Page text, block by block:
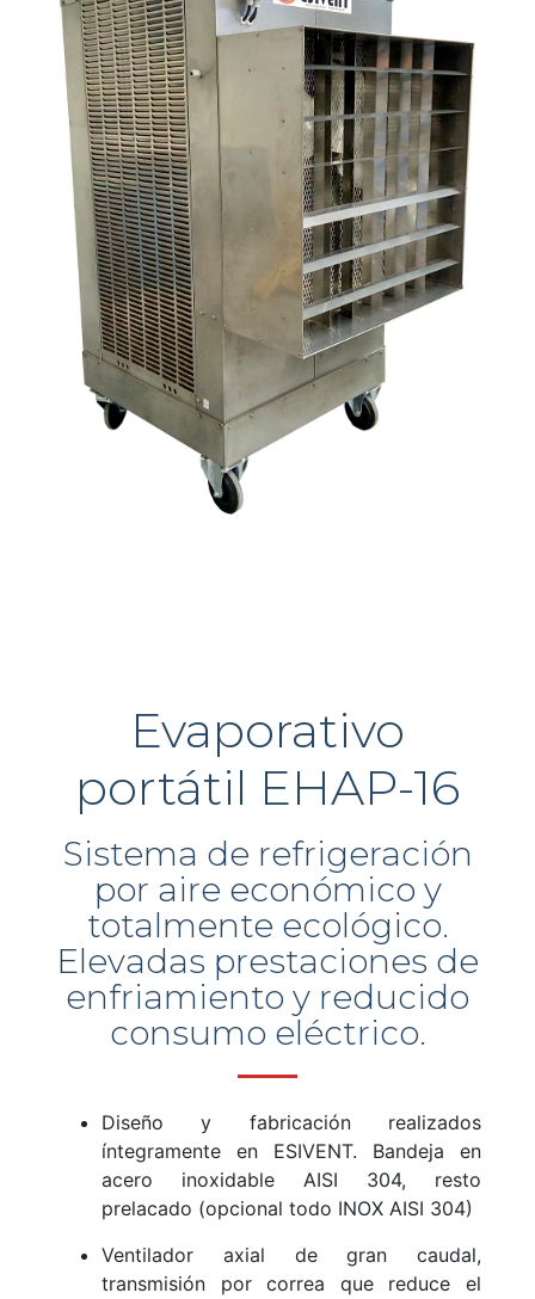
Evaporativo
portátil EHAP-16
Sistema de refrigeración
por aire económico y
totalmente ecológico.
Elevadas prestaciones de
enfriamiento y reducido
consumo eléctrico.
Diseño y fabricación realizados
íntegramente en ESIVENT. Bandeja en
acero inoxidable AISI 304, resto
prelacado (opcional todo INOX AISI 304)
Ventilador axial de gran caudal,
transmisión por correa que reduce el